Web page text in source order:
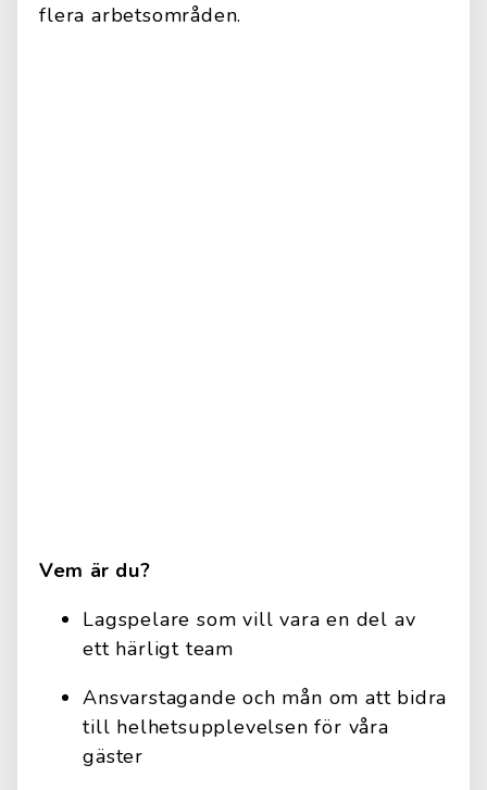
flera arbetsområden.
Vem är du?
Lagspelare som vill vara en del av
ett härligt team
Ansvarstagande och mån om att bidra
till helhetsupplevelsen för våra
gäster